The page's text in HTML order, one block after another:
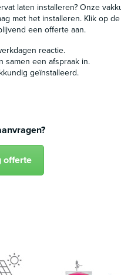
laten installeren? Onze
met het installeren. Klik op
een offerte aan.
reactie.
samen een afspraak in.
geïnstalleerd.
offerte